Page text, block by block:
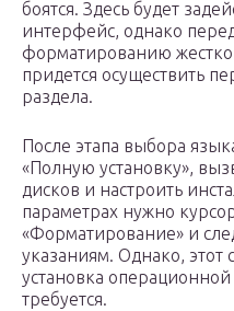
боятся. Здесь будет
интерфейс, однако
форматированию
придется осуществить
раздела.
После этапа выбора
«Полную установку»,
дисков и настроить
параметрах нужно
«Форматирование» и
указаниям. Однако, этот
установка
требуется.